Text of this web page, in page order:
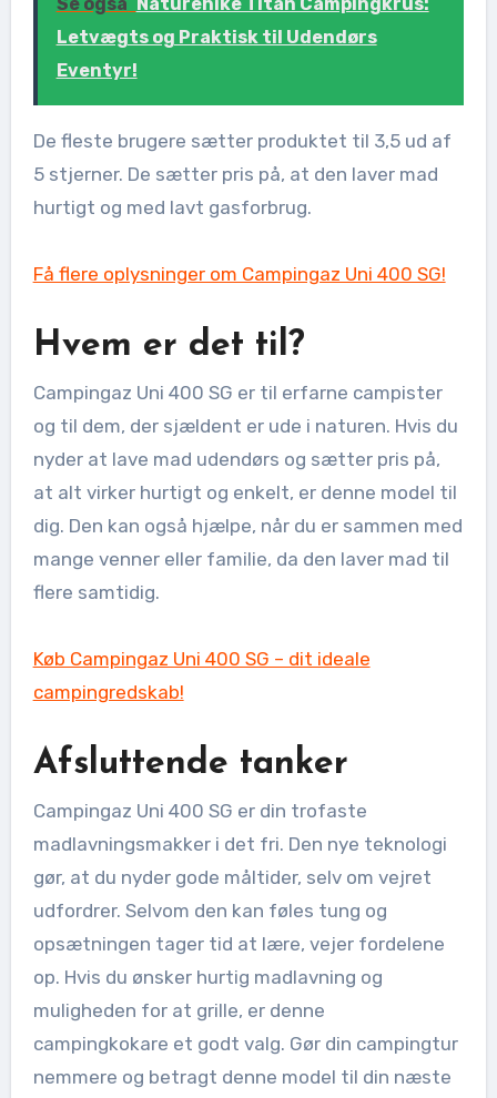
Letvægts og Praktisk til Udendørs
Eventyr!
De fleste brugere sætter produktet til 3,5 ud af
5 stjerner. De sætter pris på, at den laver mad
hurtigt og med lavt gasforbrug.
Få flere oplysninger om Campingaz Uni 400 SG!
Hvem er det til?
Campingaz Uni 400 SG er til erfarne campister
og til dem, der sjældent er ude i naturen. Hvis du
nyder at lave mad udendørs og sætter pris på,
at alt virker hurtigt og enkelt, er denne model til
dig. Den kan også hjælpe, når du er sammen med
mange venner eller familie, da den laver mad til
flere samtidig.
Køb Campingaz Uni 400 SG – dit ideale
campingredskab!
Afsluttende tanker
Campingaz Uni 400 SG er din trofaste
madlavningsmakker i det fri. Den nye teknologi
gør, at du nyder gode måltider, selv om vejret
udfordrer. Selvom den kan føles tung og
opsætningen tager tid at lære, vejer fordelene
op. Hvis du ønsker hurtig madlavning og
muligheden for at grille, er denne
campingkokare et godt valg. Gør din campingtur
nemmere og betragt denne model til din næste